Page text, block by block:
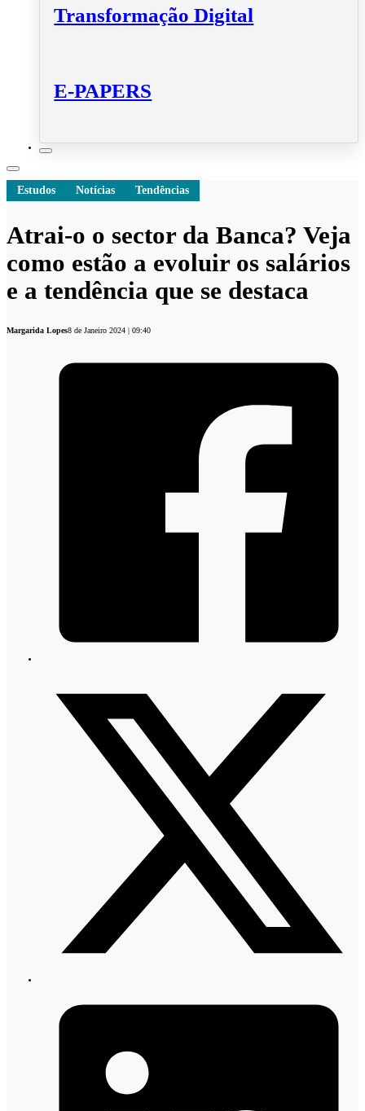
Transformação Digital
E-PAPERS
Estudos Notícias Tendências
Atrai-o o sector da Banca? Veja
como estão a evoluir os salários
e a tendência que se destaca
Margarida Lopes8 de Janeiro 2024 | 09:40